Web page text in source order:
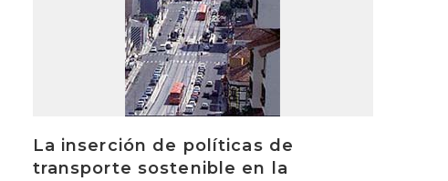
La inserción de políticas de
transporte sostenible en la